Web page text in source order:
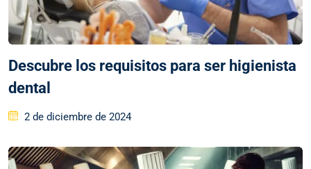
Descubre los requisitos para ser higienista
dental
2 de diciembre de 2024